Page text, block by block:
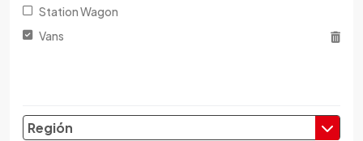
Changfeng
Chevrolet
Chrysler
Station Wagon
Vans
Región